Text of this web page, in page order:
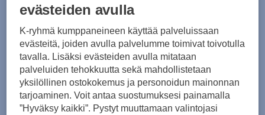
evästeiden avulla
K-ryhmä kumppaneineen käyttää palveluissaan
evästeitä, joiden avulla palvelumme toimivat toivotulla
tavalla. Lisäksi evästeiden avulla mitataan
palveluiden tehokkuutta sekä mahdollistetaan
yksilöllinen ostokokemus ja personoidun mainonnan
tarjoaminen. Voit antaa suostumuksesi painamalla
”Hyväksy kaikki”. Pystyt muuttamaan valintojasi